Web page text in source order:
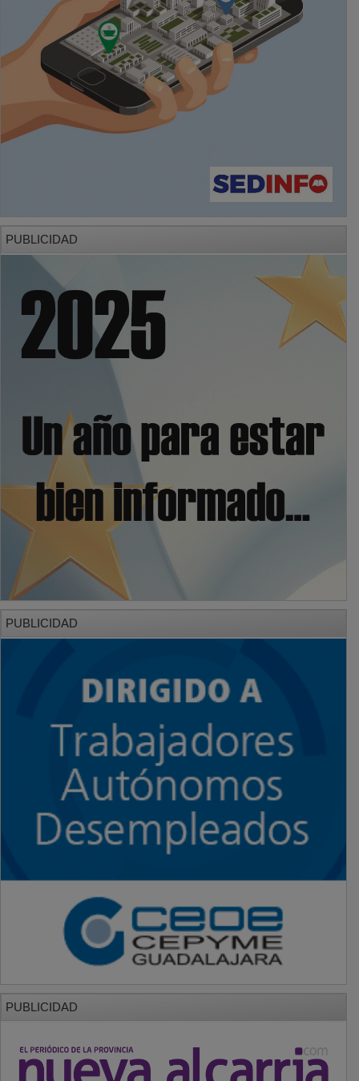
PUBLICIDAD
PUBLICIDAD
PUBLICIDAD